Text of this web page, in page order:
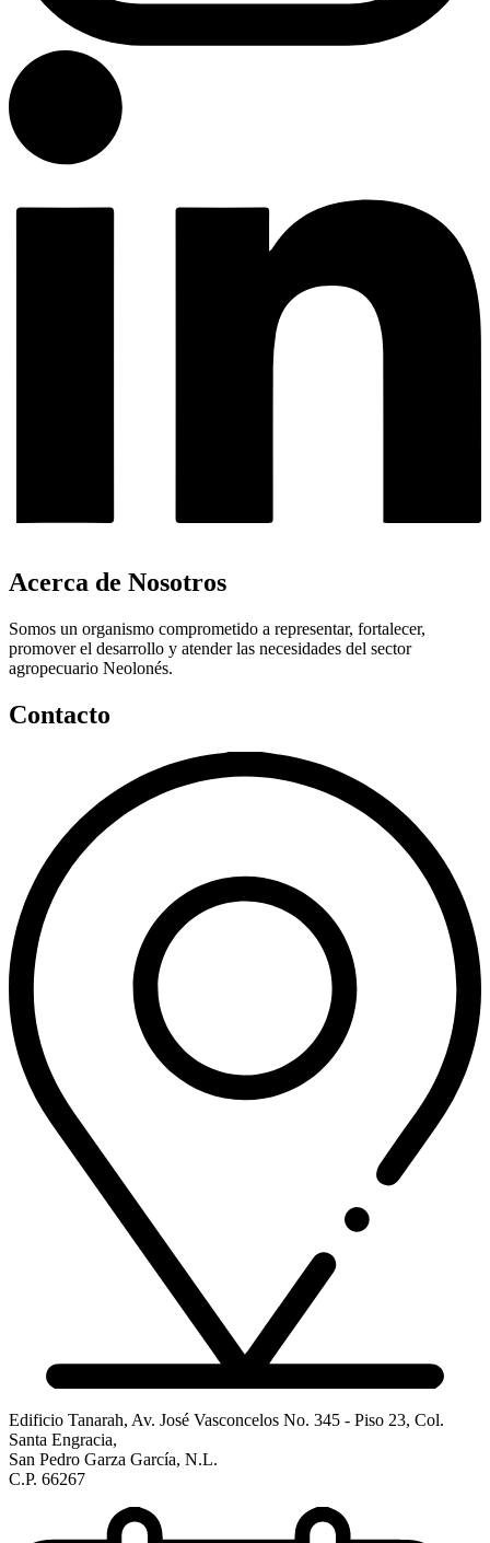
Acerca de Nosotros
Somos un organismo comprometido a representar, fortalecer,
promover el desarrollo y atender las necesidades del sector
agropecuario Neolonés.
Contacto
Edificio Tanarah, Av. José Vasconcelos No. 345 - Piso 23, Col.
Santa Engracia,
San Pedro Garza García, N.L.
C.P. 66267